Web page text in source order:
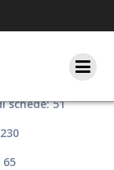
schede: 51